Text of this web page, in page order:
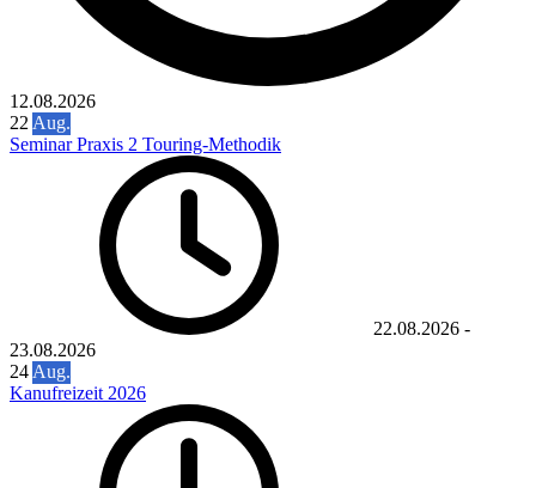
12.08.2026
22 Aug.
Seminar Praxis 2 Touring-Methodik
22.08.2026 -
23.08.2026
24 Aug.
Kanufreizeit 2026